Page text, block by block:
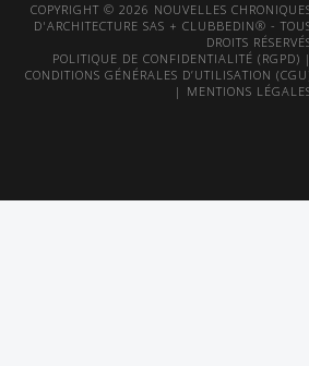
COPYRIGHT © 2026 NOUVELLES
D'ARCHITECTURE SAS + CLUBBEDIN® -
DROITS
POLITIQUE DE CONFIDENTIALITÉ (RGPD) |
CONDITIONS GÉNÉRALES D’UTILISATION
| MENTIONS